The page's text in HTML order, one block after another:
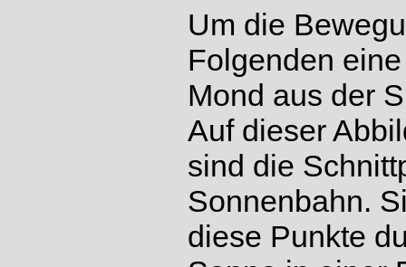
Um die
Folgenden
Mond aus der
Auf dieser
sind die
Sonnenbahn.
diese Punkte